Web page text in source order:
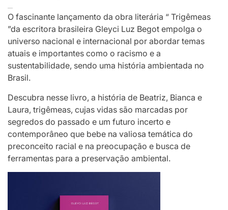
O fascinante lançamento da obra literária “ Trigêmeas
”da escritora brasileira Gleyci Luz Begot empolga o
universo nacional e internacional por abordar temas
atuais e importantes como o racismo e a
sustentabilidade, sendo uma história ambientada no
Brasil.
Descubra nesse livro, a história de Beatriz, Bianca e
Laura, trigêmeas, cujas vidas são marcadas por
segredos do passado e um futuro incerto e
contemporâneo que bebe na valiosa temática do
preconceito racial e na preocupação e busca de
ferramentas para a preservação ambiental.